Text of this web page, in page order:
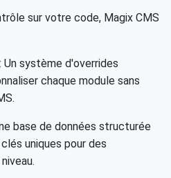
sur votre code, Magix CMS
: Un système d'overrides
chaque module sans
base de données structurée
uniques pour des